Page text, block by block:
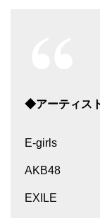
◆アーティス
E-girls
AKB48
EXILE